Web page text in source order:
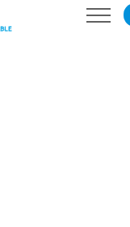
Création d’entreprise